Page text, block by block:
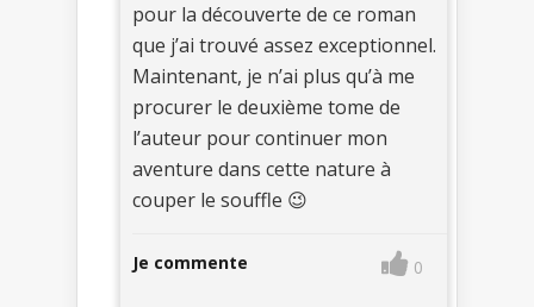
pour la découverte de ce roman
que j’ai trouvé assez exceptionnel.
Maintenant, je n’ai plus qu’à me
procurer le deuxième tome de
l’auteur pour continuer mon
aventure dans cette nature à
couper le souffle 😉
Je commente 0